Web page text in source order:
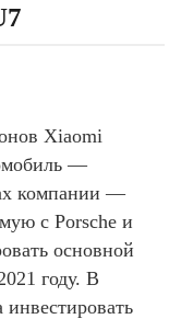
Xiaomi
—
компании —
с Porsche и
основной
году. В